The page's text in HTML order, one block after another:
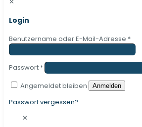
Login
Benutzername oder E-Mail-Adresse *
Passwort *
Angemeldet bleiben
Anmelden
Passwort vergessen?
✕